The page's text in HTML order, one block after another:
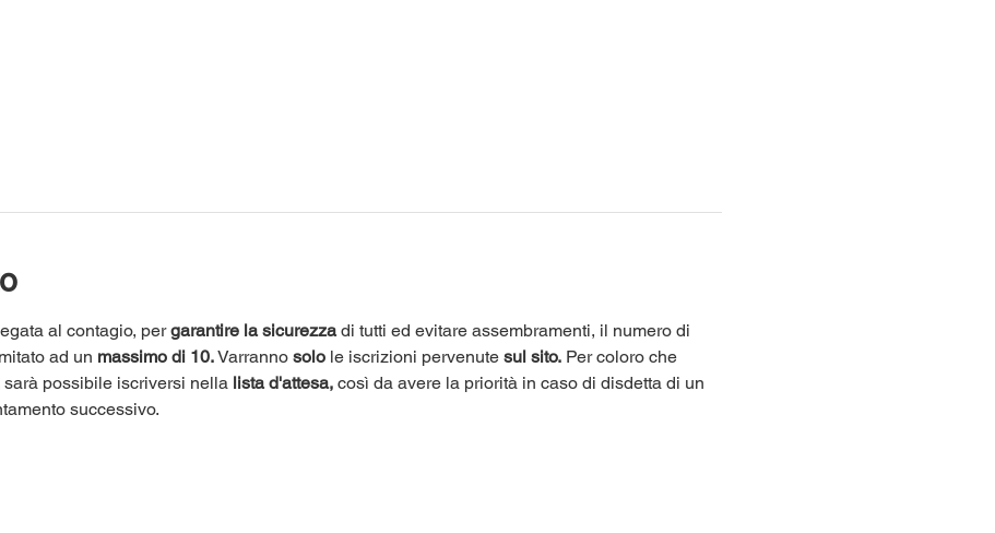
al contagio, per garantire la sicurezza di tutti ed evitare assembramenti, il numero di
ad un massimo di 10. Varranno solo le iscrizioni pervenute sul sito. Per coloro che
sarà possibile iscriversi nella lista d'attesa, così da avere la priorità in caso di disdetta di un
successivo.